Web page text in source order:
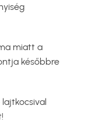
miatt a
későbbre